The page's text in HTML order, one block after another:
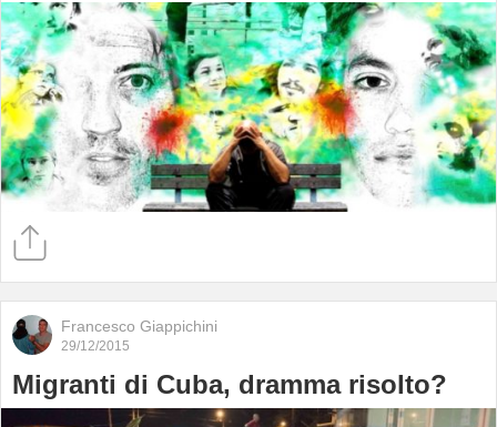
Francesco Giappichini
29/12/2015
Migranti di Cuba, dramma risolto?